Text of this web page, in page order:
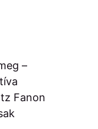
–
Fanon